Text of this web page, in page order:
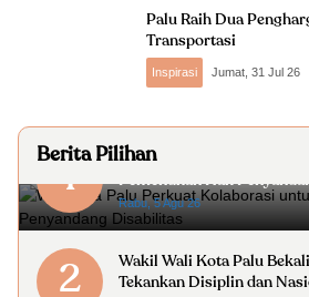
Palu Raih Dua
Transportasi
Inspirasi Jumat, 31 Jul 26
Berita Pilihan
1
Wali Kota Palu Perkuat
Pemenuhan Hak
Rabu, 5 Agu 26
2
Wakil Wali Kota Palu
Tekankan Disiplin dan